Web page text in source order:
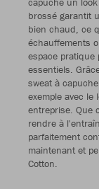
brossé garantit
bien chaud, ce
échauffements
espace pratique
essentiels.
sweat à
exemple avec
entreprise. Que
rendre à
parfaitement
maintenant et
Cotton.